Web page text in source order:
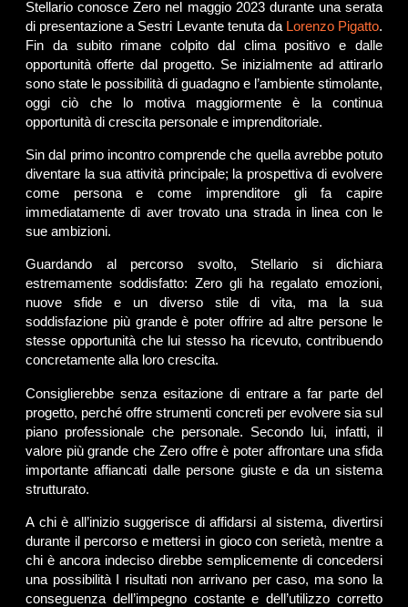
Stellario conosce Zero nel maggio 2023 durante una serata
di presentazione a Sestri Levante tenuta da Lorenzo Pigatto.
Fin da subito rimane colpito dal clima positivo e dalle
opportunità offerte dal progetto. Se inizialmente ad attirarlo
sono state le possibilità di guadagno e l’ambiente stimolante,
oggi ciò che lo motiva maggiormente è la continua
opportunità di crescita personale e imprenditoriale.
Sin dal primo incontro comprende che quella avrebbe potuto
diventare la sua attività principale; la prospettiva di evolvere
come persona e come imprenditore gli fa capire
immediatamente di aver trovato una strada in linea con le
sue ambizioni.
Guardando al percorso svolto, Stellario si dichiara
estremamente soddisfatto: Zero gli ha regalato emozioni,
nuove sfide e un diverso stile di vita, ma la sua
soddisfazione più grande è poter offrire ad altre persone le
stesse opportunità che lui stesso ha ricevuto, contribuendo
concretamente alla loro crescita.
Consiglierebbe senza esitazione di entrare a far parte del
progetto, perché offre strumenti concreti per evolvere sia sul
piano professionale che personale. Secondo lui, infatti, il
valore più grande che Zero offre è poter affrontare una sfida
importante affiancati dalle persone giuste e da un sistema
strutturato.
A chi è all’inizio suggerisce di affidarsi al sistema, divertirsi
durante il percorso e mettersi in gioco con serietà, mentre a
chi è ancora indeciso direbbe semplicemente di concedersi
una possibilità I risultati non arrivano per caso, ma sono la
conseguenza dell’impegno costante e dell’utilizzo corretto